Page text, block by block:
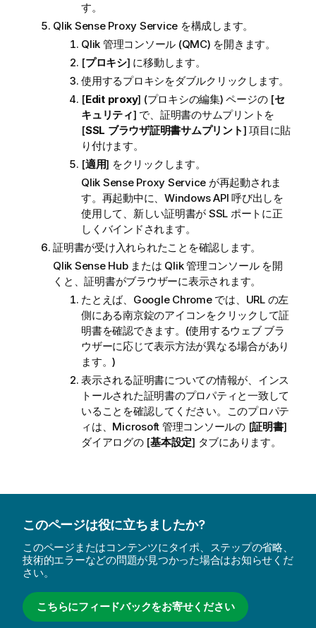
す。
Qlik Sense Proxy Service を構成します。
Qlik 管理コンソール (QMC) を開きます。
[プロキシ] に移動します。
使用するプロキシをダブルクリックします。
[Edit proxy] (プロキシの編集) ページの [セ
キュリティ] で、証明書のサムプリントを
[SSL ブラウザ証明書サムプリント] 項目に貼
り付けます。
[適用] をクリックします。
Qlik Sense Proxy Service が再起動されま
す。再起動中に、Windows API 呼び出しを
使用して、新しい証明書が SSL ポートに正
しくバインドされます。
証明書が受け入れられたことを確認します。
Qlik Sense Hubまたは Qlik 管理コンソールを開
くと、証明書がブラウザーに表示されます。
たとえば、Google Chrome では、URL の左
側にある南京錠のアイコンをクリックして証
明書を確認できます。(使用するウェブ ブラ
ウザーに応じて表示方法が異なる場合があり
ます。)
表示される証明書についての情報が、インス
トールされた証明書のプロパティと一致して
いることを確認してください。このプロパテ
ィは、Microsoft 管理コンソールの [証明書]
ダイアログの [基本設定] タブにあります。
このページは役に立ちましたか?
このページまたはコンテンツにタイポ、ステップの省略、
技術的エラーなどの問題が見つかった場合はお知らせくだ
さい。
こちらにフィードバックをお寄せください